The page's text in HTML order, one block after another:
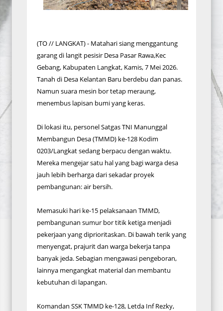
(TO // LANGKAT) - Matahari siang menggantung
garang di langit pesisir Desa Pasar Rawa,Kec
Gebang, Kabupaten Langkat, Kamis, 7 Mei 2026.
Tanah di Desa Kelantan Baru berdebu dan panas.
Namun suara mesin bor tetap meraung,
menembus lapisan bumi yang keras.
Di lokasi itu, personel Satgas TNI Manunggal
Membangun Desa (TMMD) ke-128 Kodim
0203/Langkat sedang berpacu dengan waktu.
Mereka mengejar satu hal yang bagi warga desa
jauh lebih berharga dari sekadar proyek
pembangunan: air bersih.
Memasuki hari ke-15 pelaksanaan TMMD,
pembangunan sumur bor titik ketiga menjadi
pekerjaan yang diprioritaskan. Di bawah terik yang
menyengat, prajurit dan warga bekerja tanpa
banyak jeda. Sebagian mengawasi pengeboran,
lainnya mengangkat material dan membantu
kebutuhan di lapangan.
Komandan SSK TMMD ke-128, Letda Inf Rezky,